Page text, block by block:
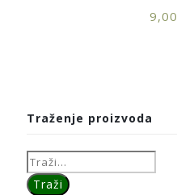
9,00
Traženje proizvoda